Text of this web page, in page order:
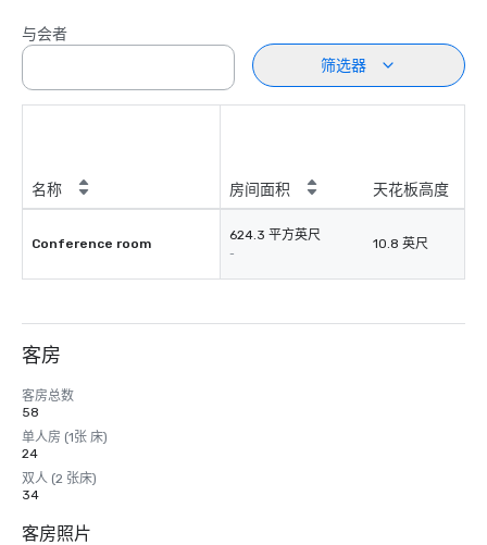
与会者
筛选器
名称 房间面积 天花板高度
Conference room
624.3 平方英尺
-
10.8 英尺
客房
客房总数
58
单人房 (1张 床)
24
双人 (2 张床)
34
客房照片